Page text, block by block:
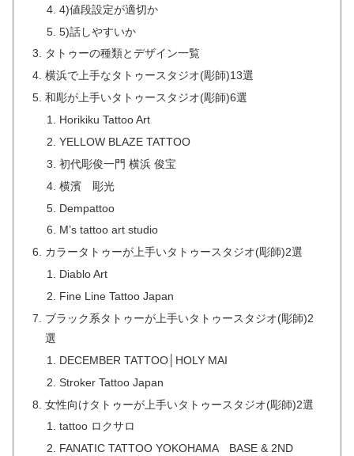
4)値段設定が適切か
5)話しやすいか
タトゥーの種類とデザイン一覧
横浜で上手なタトゥースタジオ(彫師)13選
和彫が上手いタトゥースタジオ(彫師)6選
Horikiku Tattoo Art
YELLOW BLAZE TATTOO
初代彫俊一門 横浜 俊宝
横濱 彫光
Dempattoo
M’s tattoo art studio
カラータトゥーが上手いタトゥースタジオ(彫師)2選
Diablo Art
Fine Line Tattoo Japan
ブラック系タトゥーが上手いタトゥースタジオ(彫師)2
選
DECEMBER TATTOO│HOLY MAI
Stroker Tattoo Japan
女性向けタトゥーが上手いタトゥースタジオ(彫師)2選
tattoo ロクサロ
FANATIC TATTOO YOKOHAMA BASE & 2ND